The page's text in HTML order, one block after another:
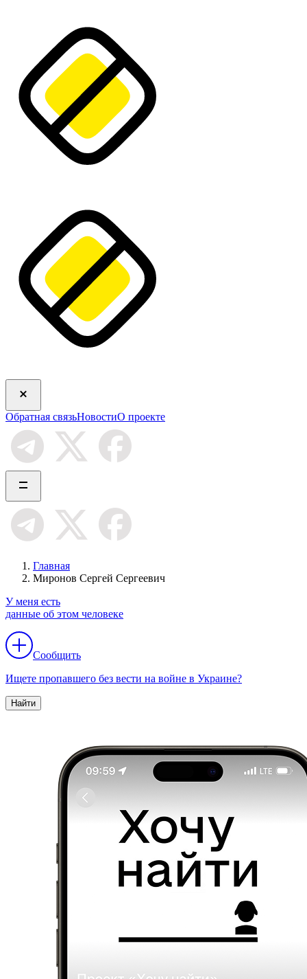
Обратная связьНовостиО проекте
Главная
Миронов Сергей Сергеевич
У меня есть
данные об этом человеке
Сообщить
Ищете пропавшего без вести на войне в Украине?
Найти